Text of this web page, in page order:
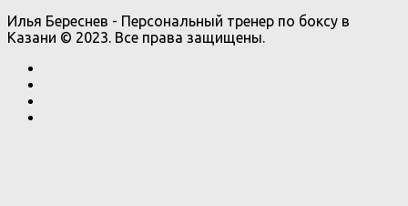
Илья Береснев - Персональный тренер по боксу в
Казани © 2023. Все права защищены.